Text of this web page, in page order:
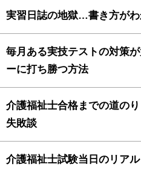
実習日誌の地獄…書き方がわ
毎月ある実技テストの対策
ーに打ち勝つ方法
介護福祉士合格までの道の
失敗談
介護福祉士試験当日のリア